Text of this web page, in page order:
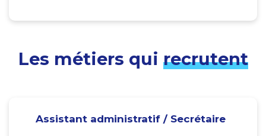
Les métiers qui recrutent
Assistant administratif / Secrétaire